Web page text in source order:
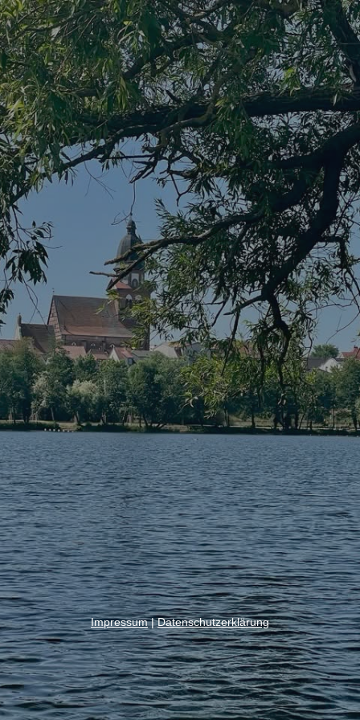
Impressum|Datenschutzerklärung